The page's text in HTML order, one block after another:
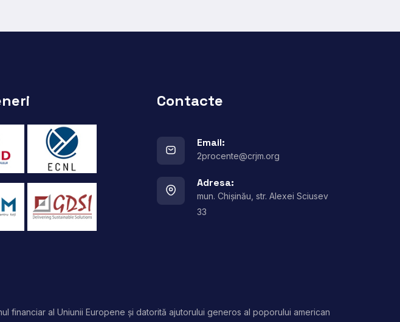
Contacte
Email:
2procente@crjm.org
Adresa:
mun. Chișinău, str. Alexei Sciusev
33
al Uniunii Europene și datorită ajutorului generos al poporului american